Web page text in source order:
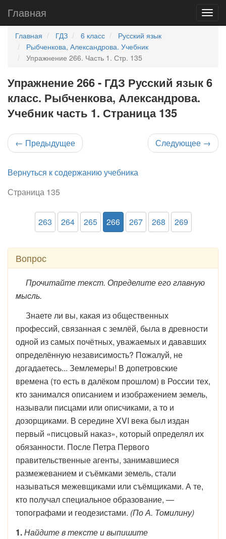
Главная
Главная ГДЗ 6 класс
Русский язык
Рыбченкова, Александрова. Учебник
Упражнение 266. Часть 1. Стр. 135
Упражнение 266 - ГДЗ Русский язык 6
класс. Рыбченкова, Александрова.
Учебник часть 1. Страница 135
← Предыдущее Следующее →
Вернуться к содержанию учебника
Страница 135
263 264 265 266 267 268 269
Вопрос
Прочитайте текст. Определите его главную
мысль.
Знаете ли вы, какая из общественных
профессий, связанная с землёй, была в древности
одной из самых почётных, уважаемых и дававших
определённую независимость? Пожалуй, не
догадаетесь... Землемеры! В допетровские
времена (то есть в далёком прошлом) в России тех,
кто занимался описанием и изображением земель,
называли писцами или описчиками, а то и
дозорщиками. В середине XVI века был издан
первый «писцовый наказ», который определял их
обязанности. После Петра Первого
правительственные агенты, занимавшиеся
размежеванием и съёмками земель, стали
называться межевщиками или съёмщиками. А те,
кто получал специальное образование, —
топографами и геодезистами. (По А. Томилину)
1.Найдите в тексте и выпишите